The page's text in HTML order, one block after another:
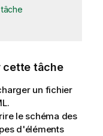
cette tâche
un fichier
le schéma des
d'éléments